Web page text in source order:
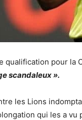
qualification pour
scandaleux ».
les Lions
qui les a vu